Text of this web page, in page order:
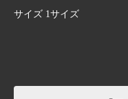
サイズ 1サイズ